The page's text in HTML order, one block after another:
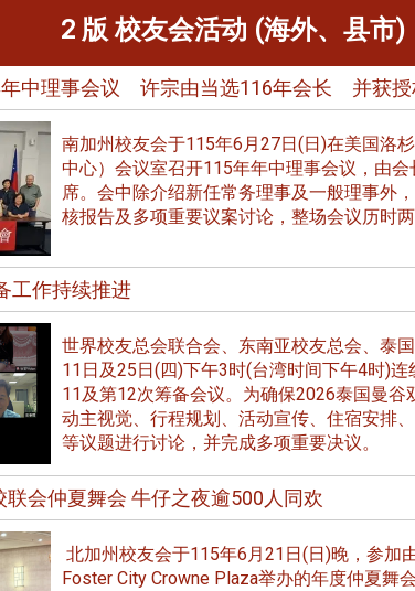
2 版 校友会活动 (海外、县市)
中理事会议 许宗由当选116年会长 并获授
南加州校友会于115年6月27日(日)在美国洛
中心）会议室召开115年年中理事会议，由
席。会中除介绍新任常务理事及一般理事外
核报告及多项重要议案讨论，整场会议历时
工作持续推进
世界校友总会联合会、东南亚校友总会、泰
11日及25日(四)下午3时(台湾时间下午4时)
11及第12次筹备会议。为确保2026泰国曼
动主视觉、行程规划、活动宣传、住宿安排
等议题进行讨论，并完成多项重要决议。
会仲夏舞会 牛仔之夜逾500人同欢
北加州校友会于115年6月21日(日)晚，参加
Foster City Crowne Plaza举办的年度仲夏舞
下，风保系友会
(六)举办的一日
幸运好天气。大 ...
长叶雅琴、杜天宝学长
香港校友会前会长叶雅琴学姐
杜天宝学长一家，于115年6月4
信、其他消
e报！
4 版 捐款征信、其他
息
欢迎使用「淡江大学校园征才
线上系统」